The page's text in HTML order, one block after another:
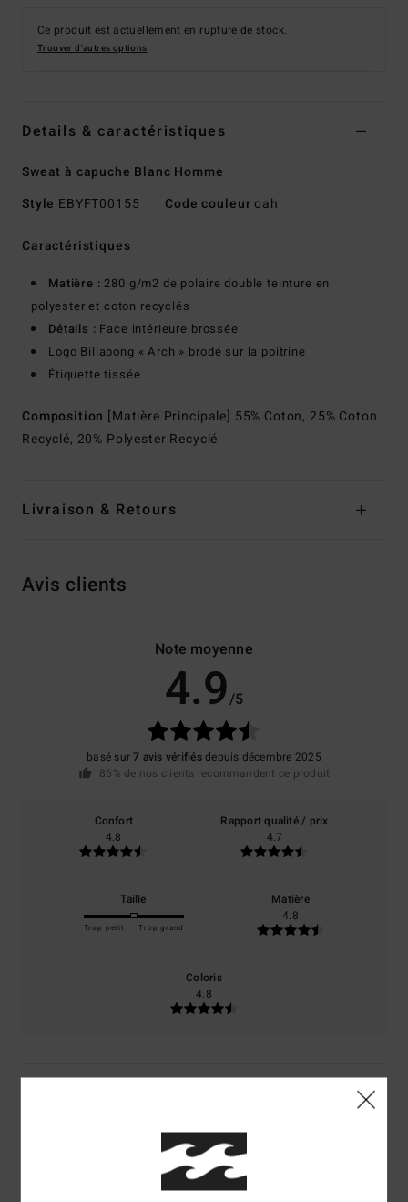
Ce produit est actuellement en rupture de stock.
Trouver d'autres options
Details & caractéristiques
Sweat à capuche Blanc Homme
Style EBYFT00155 Code couleur oah
Caractéristiques
Matière : 280 g/m2 de polaire double teinture en
polyester et coton recyclés
Détails : Face intérieure brossée
Logo Billabong « Arch » brodé sur la poitrine
Étiquette tissée
Composition [Matière Principale] 55% Coton, 25% Coton
Recyclé, 20% Polyester Recyclé
Livraison & Retours
Avis clients
Note moyenne
4.9/5
basé sur7 avis vérifiésdepuis décembre 2025
86% de nos clients recommandent ce produit
Confort
4.8
Rapport qualité / prix
4.7
Taille
Trop petit Trop grand
Matière
4.8
Coloris
4.8
10 juillet 2026